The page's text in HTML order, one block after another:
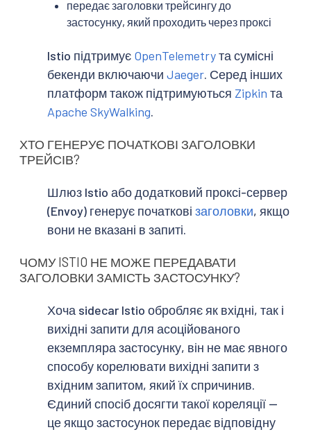
передає заголовки трейсингу до
застосунку, який проходить через проксі
Istio підтримує OpenTelemetryта сумісні
бекенди включаючи Jaeger. Серед інших
платформ також підтримуються Zipkin та
Apache SkyWalking.
ХТО ГЕНЕРУЄ ПОЧАТКОВІ ЗАГОЛОВКИ
ТРЕЙСІВ?
Шлюз Istio або додатковий проксі-сервер
(Envoy) генерує початкові заголовки, якщо
вони не вказані в запиті.
ЧОМУ ISTIO НЕ МОЖЕ ПЕРЕДАВАТИ
ЗАГОЛОВКИ ЗАМІСТЬ ЗАСТОСУНКУ?
Хоча sidecar Istio обробляє як вхідні, так і
вихідні запити для асоційованого
екземпляра застосунку, він не має явного
способу корелювати вихідні запити з
вхідним запитом, який їх спричинив.
Єдиний спосіб досягти такої кореляції —
це якщо застосунок передає відповідну